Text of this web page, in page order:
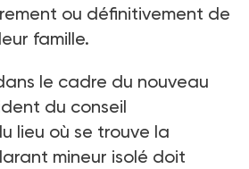
ou définitivement de
famille.
le cadre du nouveau
du conseil
lieu où se trouve la
mineur isolé doit